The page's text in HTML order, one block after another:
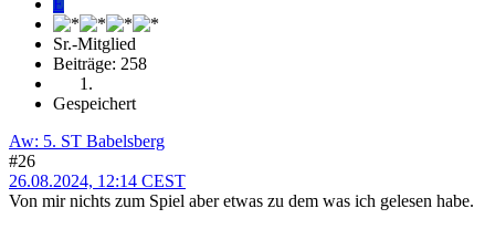
Sr.-Mitglied
Beiträge: 258
Gespeichert
Aw: 5. ST Babelsberg
#26
26.08.2024, 12:14 CEST
Von mir nichts zum Spiel aber etwas zu dem was ich gelesen habe.